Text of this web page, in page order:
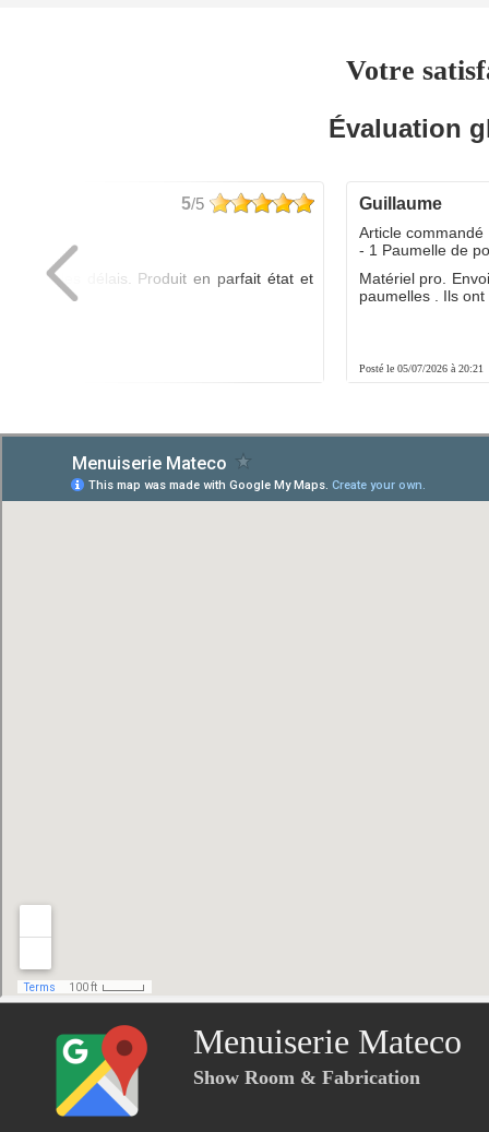
Votre
Évaluation
5/5
dans les délais. Produit en parfait état et
guillaume
Posté le 05/07/2026 à 20:21
Article commandé
- 1 Paumelle de
Matériel pro.
paumelles . Ils ont
Menuiserie Mateco
Show Room & Fabrication